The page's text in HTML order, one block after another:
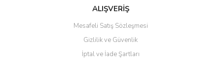
Bu ürüne benzer farklı alternatifler olmalı.
ALIŞVERİŞ
Mesafeli Satış Sözleşmesi
Gizlilik ve Güvenlik
İptal ve İade Şartları